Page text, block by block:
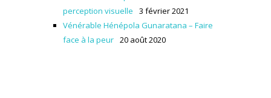
perception visuelle
3 février 2021
Vénérable Hénépola Gunaratana – Faire
face à la peur 20 août 2020